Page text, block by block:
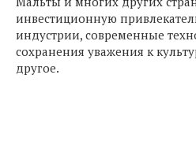
инвестиционную
индустрии, современные
сохранения уважения к
другое.